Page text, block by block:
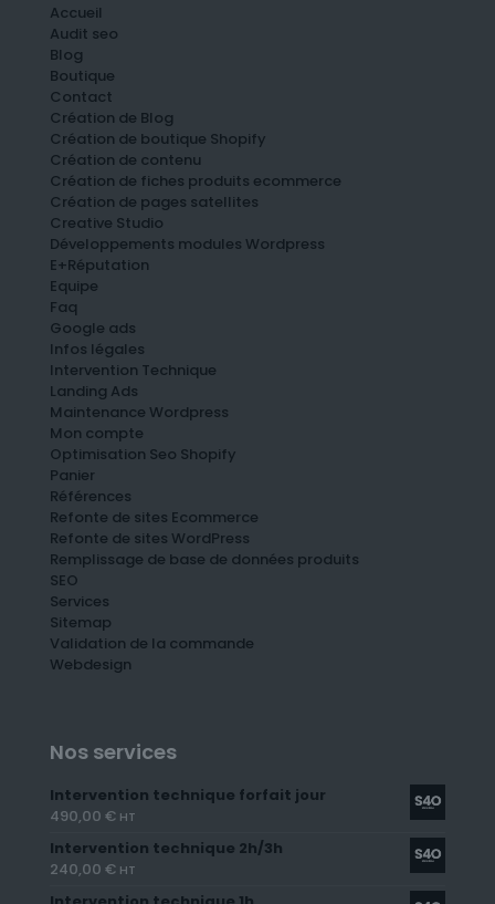
Accueil
Audit seo
Blog
Boutique
Contact
Création de Blog
Création de boutique Shopify
Création de contenu
Création de fiches produits ecommerce
Création de pages satellites
Creative Studio
Développements modules Wordpress
E+Réputation
Equipe
Faq
Google ads
Infos légales
Intervention Technique
Landing Ads
Maintenance Wordpress
Mon compte
Optimisation Seo Shopify
Panier
Références
Refonte de sites Ecommerce
Refonte de sites WordPress
Remplissage de base de données produits
SEO
Services
Sitemap
Validation de la commande
Webdesign
Nos services
Intervention technique forfait jour
490,00 € HT
Intervention technique 2h/3h
240,00 € HT